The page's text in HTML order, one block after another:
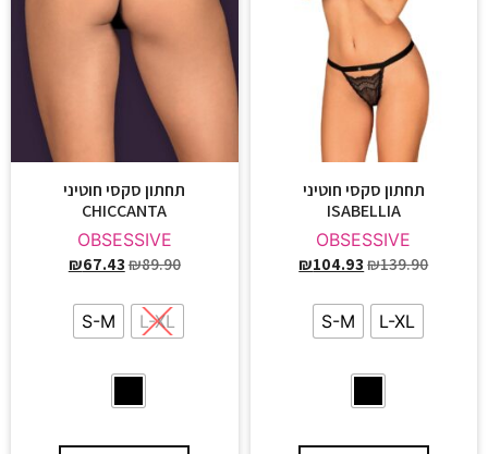
תחתון סקסי חוטיני
ISABELLIA
OBSESSIVE
₪139.90
₪104.93
L-XL
S-M
תחתון סקסי חוטיני
CHICCANTA
OBSESSIVE
₪89.90
₪67.43
L-XL
S-M